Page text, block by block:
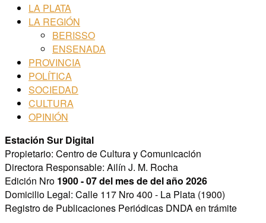
LA PLATA
LA REGIÓN
BERISSO
ENSENADA
PROVINCIA
POLÍTICA
SOCIEDAD
CULTURA
OPINIÓN
Estación Sur Digital
Propietario: Centro de Cultura y Comunicación
Directora Responsable: Ailín J. M. Rocha
Edición Nro 1900 - 07 del mes de del año 2026
Domicilio Legal: Calle 117 Nro 400 - La Plata (1900)
Registro de Publicaciones Periódicas DNDA en trámite